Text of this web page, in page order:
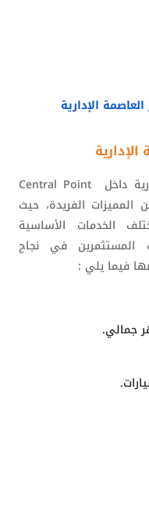
الإدارية
داخل
Central Point
المميزات الفريدة، حيث
الخدمات الأساسية
المستثمرين في نجاح
فيما يلي :
جمالي.